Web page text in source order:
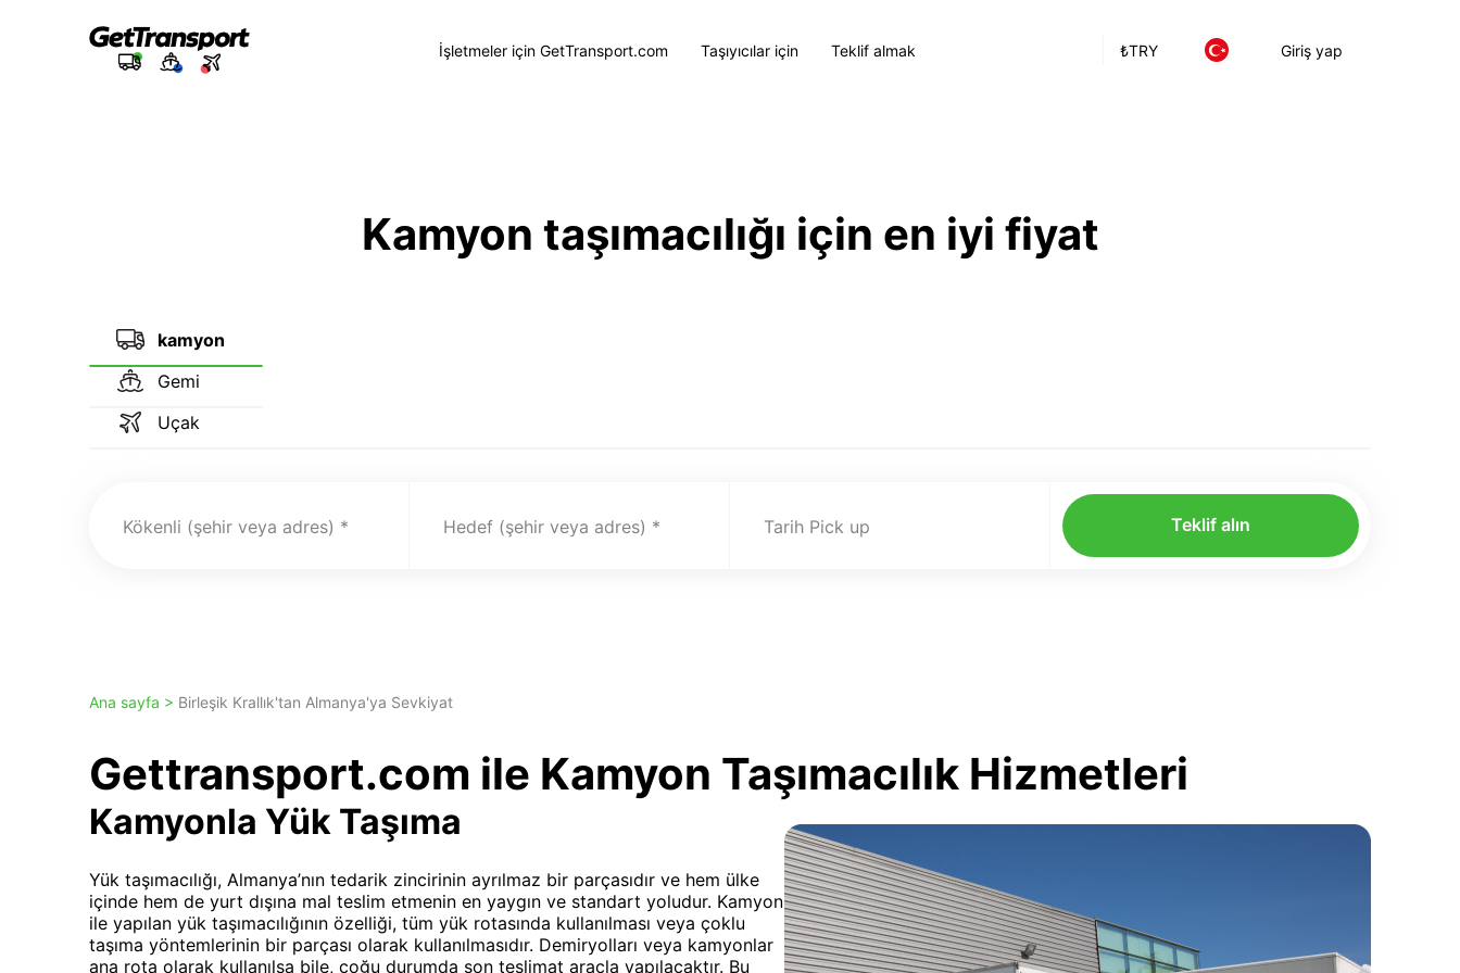
₺TRY Giriş yap
İşletmeler için GetTransport.com Taşıyıcılar için Teklif almak
Kamyon taşımacılığı için en iyi fiyat
kamyon
Gemi
Uçak
Kökenli (şehir veya adres) Hedef (şehir veya adres) Tarih Pick up Teklif alın
Ana sayfa > Birleşik Krallık'tan Almanya'ya Sevkiyat
Gettransport.com ile Kamyon Taşımacılık Hizmetleri
Kamyonla Yük Taşıma
Yük taşımacılığı, Almanya’nın tedarik zincirinin ayrılmaz bir parçasıdır ve hem ülke
içinde hem de yurt dışına mal teslim etmenin en yaygın ve standart yoludur. Kamyon
ile yapılan yük taşımacılığının özelliği, tüm yük rotasında kullanılması veya çoklu
taşıma yöntemlerinin bir parçası olarak kullanılmasıdır. Demiryolları veya kamyonlar
ana rota olarak kullanılsa bile, çoğu durumda son teslimat araçla yapılacaktır. Bu